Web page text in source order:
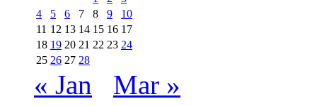
4
5 6 7 8 9
10
11 12 13 14 15 16 17
18 19 20 21 22 23 24
25 26 27 28
« Jan Mar »